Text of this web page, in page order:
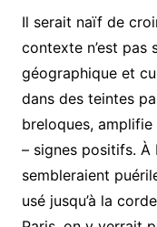
Il serait naïf de
contexte n’est pas
géographique et
dans des teintes
breloques,
– signes positifs. À
sembleraient
usé jusqu’à la